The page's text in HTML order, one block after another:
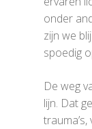
onder
zijn we
spoedig
De weg
lijn. Dat